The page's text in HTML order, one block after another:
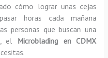
cómo lograr unas cejas
horas cada mañana
personas que buscan una
el Microblading en CDMX